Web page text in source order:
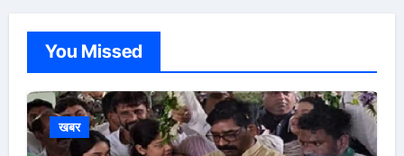
You Missed
खबर